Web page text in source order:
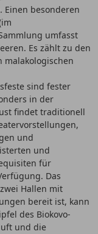
Einen besonderen
umfasst
Es zählt zu den
malakologischen
sind fester
in der
findet traditionell
und
und
für
Das
Hallen mit
bereit ist, kann
des Biokovo-
und die